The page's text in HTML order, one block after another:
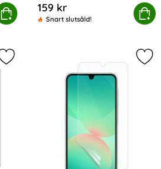
Läder Roséguld
159 kr
Snart slutsåld!
Köp
Samsung Galaxy A27
Markera nORHTJO Samsung